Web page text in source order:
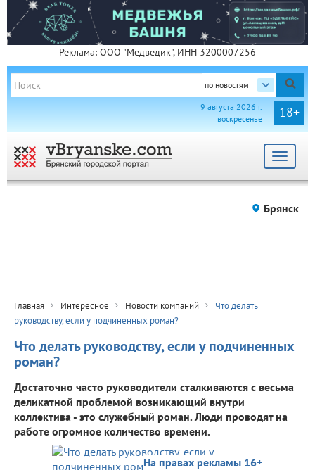
Реклама: ООО "Медведик", ИНН 3200007256
по новостям
18+
9 августа 2026 г.
воскресенье
Toggle
Брянск
Главная Интересное Новости компаний
Что делать
руководству, если у подчиненных роман?
Что делать руководству, если у подчиненных
роман?
Достаточно часто руководители сталкиваются с весьма
деликатной проблемой возникающий внутри
коллектива - это служебный роман. Люди проводят на
работе огромное количество времени.
На правах рекламы 16+